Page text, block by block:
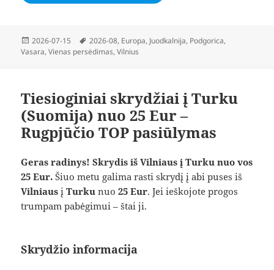
Paskelbta
2026-07-15 Žymos
2026-08, Europa, Juodkalnija, Podgorica,
Vasara,Vienas persėdimas,Vilnius
Tiesioginiai skrydžiai į Turku
(Suomija) nuo 25 Eur –
Rugpjūčio TOP pasiūlymas
Geras radinys! Skrydis iš Vilniaus į Turku nuo vos
25 Eur. Šiuo metu galima rasti skrydį į abi puses iš
Vilniaus įTurku nuo25 Eur. Jei ieškojote progos
trumpam pabėgimui – štai ji.
Skrydžio informacija